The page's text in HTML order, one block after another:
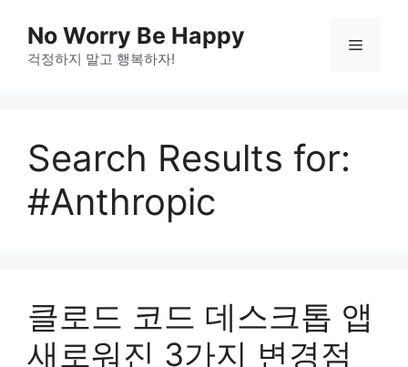
content
No Worry Be Happy
걱정하지 말고 행복하자!
Menu
Search Results for:
#Anthropic
클로드 코드 데스크톱 앱
새로워진 3가지 변경점